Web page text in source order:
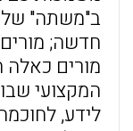
ב"משתה" של
חדשה;
מורים כאלה
המקצועי
לידע,